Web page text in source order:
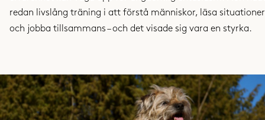
redan livslång träning i att förstå människor, läsa situationer
och jobba tillsammans – och det visade sig vara en styrka.